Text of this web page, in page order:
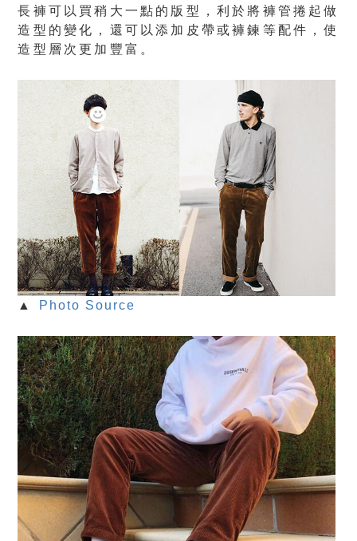
長褲可以買稍大一點的版型，利於將褲管捲起做
造型的變化，還可以添加皮帶或褲鍊等配件，使
造型層次更加豐富。
▲ Photo Source